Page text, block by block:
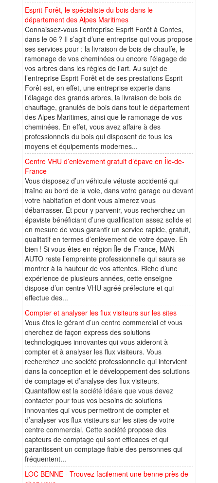
Esprit Forêt, le spécialiste du bois dans le
département des Alpes Maritimes
Connaissez-vous l’entreprise Esprit Forêt à Contes,
dans le 06 ? Il s’agit d’une entreprise qui vous propose
ses services pour : la livraison de bois de chauffe, le
ramonage de vos cheminées ou encore l’élagage de
vos arbres dans les règles de l’art. Au sujet de
l’entreprise Esprit Forêt et de ses prestations Esprit
Forêt est, en effet, une entreprise experte dans
l’élagage des grands arbres, la livraison de bois de
chauffage, granulés de bois dans tout le département
des Alpes Maritimes, ainsi que le ramonage de vos
cheminées. En effet, vous avez affaire à des
professionnels du bois qui disposent de tous les
moyens et équipements modernes...
Centre VHU d’enlèvement gratuit d’épave en Île-de-
France
Vous disposez d’un véhicule vétuste accidenté qui
traîne au bord de la voie, dans votre garage ou devant
votre habitation et dont vous aimerez vous
débarrasser. Et pour y parvenir, vous recherchez un
épaviste bénéficiant d’une qualification assez solide et
en mesure de vous garantir un service rapide, gratuit,
qualitatif en termes d’enlèvement de votre épave. Eh
bien ! Si vous êtes en région Île-de-France, MAN
AUTO reste l’empreinte professionnelle qui saura se
montrer à la hauteur de vos attentes. Riche d’une
expérience de plusieurs années, cette enseigne
dispose d’un centre VHU agréé préfecture et qui
effectue des...
Compter et analyser les flux visiteurs sur les sites
Vous êtes le gérant d’un centre commercial et vous
cherchez de façon express des solutions
technologiques innovantes qui vous aideront à
compter et à analyser les flux visiteurs. Vous
recherchez une société professionnelle qui intervient
dans la conception et le développement des solutions
de comptage et d’analyse des flux visiteurs.
Quantaflow est la société idéale que vous devez
contacter pour tous vos besoins de solutions
innovantes qui vous permettront de compter et
d’analyser vos flux visiteurs sur les sites de votre
centre commercial. Cette société propose des
capteurs de comptage qui sont efficaces et qui
garantissent un comptage fiable des personnes qui
fréquentent...
LOC BENNE - Trouvez facilement une benne près de